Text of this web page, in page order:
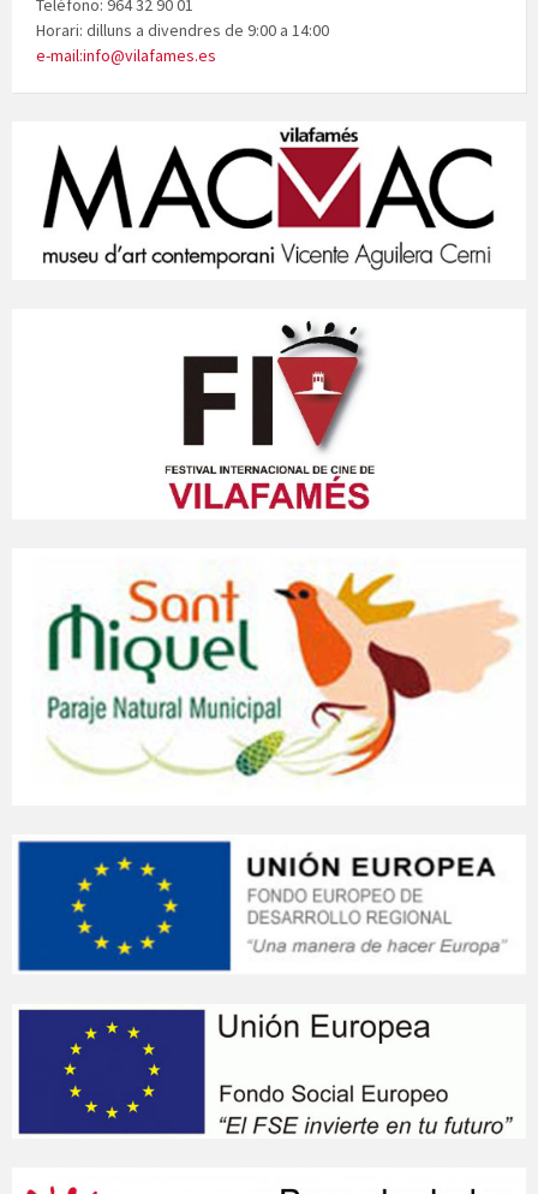
Teléfono: 964 32 90 01
Horari: dilluns a divendres de 9:00 a 14:00
e-mail:info@vilafames.es